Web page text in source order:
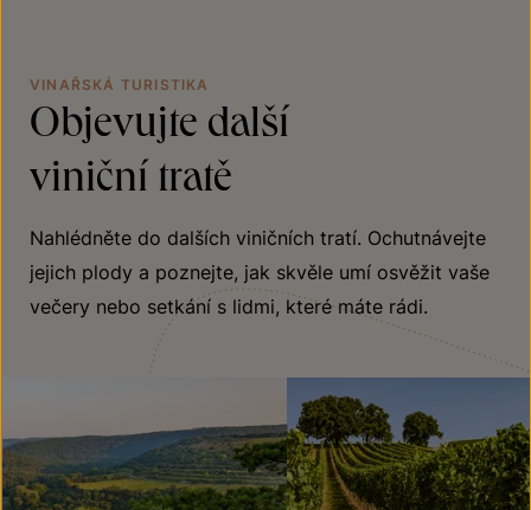
VINAŘSKÁ TURISTIKA
Objevujte další
viniční tratě
Nahlédněte do dalších viničních tratí. Ochutnávejte
jejich plody a poznejte, jak skvěle umí osvěžit vaše
večery nebo setkání s lidmi, které máte rádi.